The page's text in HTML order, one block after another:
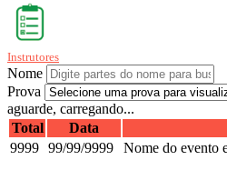
Instrutores
Nome
Prova
aguarde, carregando...
Total
Data
9999 99/99/9999 Nome do evento